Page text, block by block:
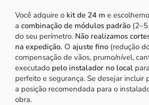
Você adquire o kit de 24 m e
a combinação de módulos padrão
do seu perímetro. Não realizamos
na expedição. O ajuste fino (redução
compensação de vãos, prumo/nível,
executado pelo instalador no local
perfeito e segurança. Se desejar incluir
a posição recomendada para o
obra.